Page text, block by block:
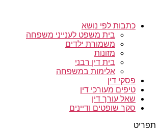
כתבות לפי נושא
בית משפט לענייני משפחה
משמורת ילדים
מזונות
בית דין רבני
אלימות במשפחה
פסקי דין
טיפים מעורכי דין
שאל עורך דין
סקר שופטים ודיינים
תפריט